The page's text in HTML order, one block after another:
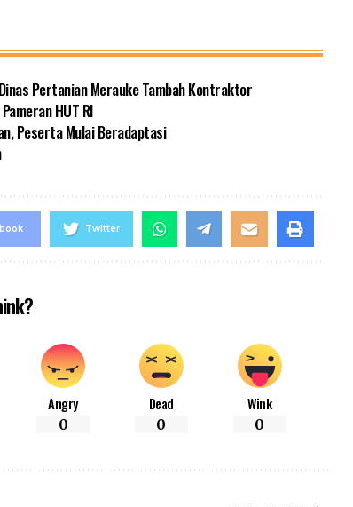
Pertanian Merauke Tambah Kontraktor
HUT RI
Peserta Mulai Beradaptasi
Twitter
Angry
0
Dead
0
Wink
0